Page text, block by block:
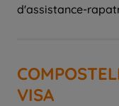
d'assistance-
VISA